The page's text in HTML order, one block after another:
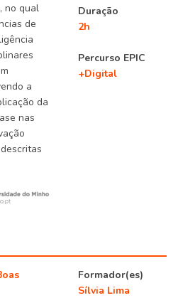
no qual
de
a
da
nas
Duração
2h
Percurso EPIC
+Digital
Formador(es)
Sílvia Lima